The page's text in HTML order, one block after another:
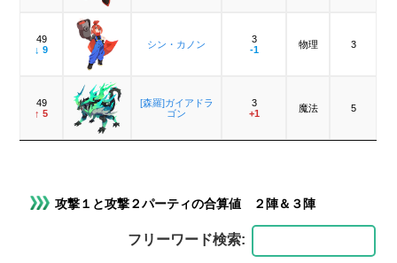
49
↓ 9
シン・カノン
3
-1
物理 3
49
↑ 5
[森羅]ガイアドラ
ゴン
3
+1
魔法 5
攻撃１と攻撃２パーティの合算値 ２陣＆３陣
フリーワード検索: